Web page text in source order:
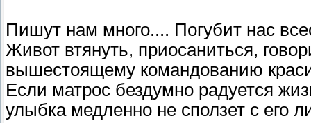
Пишут нам много.... Погубит нас
Живот втянуть, приосаниться,
вышестоящему командованию
Если матрос бездумно радуется
улыбка медленно не сползет с его